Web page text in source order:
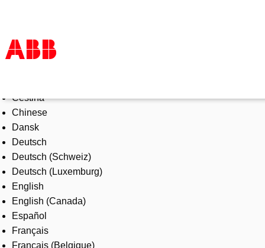
Products & Solutions
Industries
Services
About us
Where to buy
Contact us
Careers
Čeština
Chinese
Dansk
Deutsch
Deutsch (Schweiz)
Deutsch (Luxemburg)
English
English (Canada)
Español
Français
Français (Belgique)